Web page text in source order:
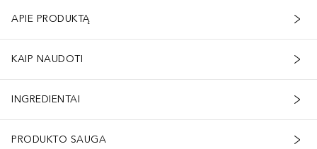
APIE PRODUKTĄ
KAIP NAUDOTI
INGREDIENTAI
PRODUKTO SAUGA